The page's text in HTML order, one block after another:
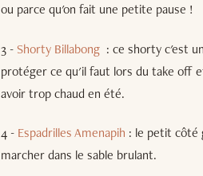
ou parce qu'on fait une petite pause !
3 -Shorty Billabong : ce shorty c'est
protéger ce qu'il faut lors du take off
avoir trop chaud en été.
4 - Espadrilles Amenapih : le petit côté
marcher dans le sable brulant.